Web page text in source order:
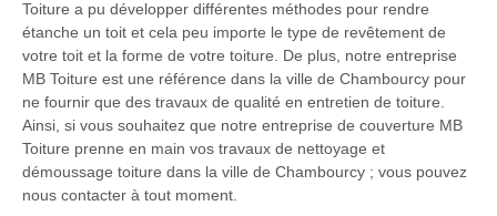
Toiture a pu développer différentes méthodes pour rendre
étanche un toit et cela peu importe le type de revêtement de
votre toit et la forme de votre toiture. De plus, notre entreprise
MB Toiture est une référence dans la ville de Chambourcy pour
ne fournir que des travaux de qualité en entretien de toiture.
Ainsi, si vous souhaitez que notre entreprise de couverture MB
Toiture prenne en main vos travaux de nettoyage et
démoussage toiture dans la ville de Chambourcy ; vous pouvez
nous contacter à tout moment.